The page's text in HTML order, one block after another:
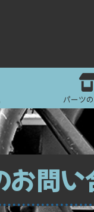
パーツ
お問い